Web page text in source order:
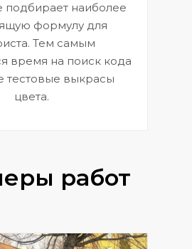
подбирает наиболее
формулу для
Тем самым
время на поиск кода
тестовые выкрасы
цвета.
работ